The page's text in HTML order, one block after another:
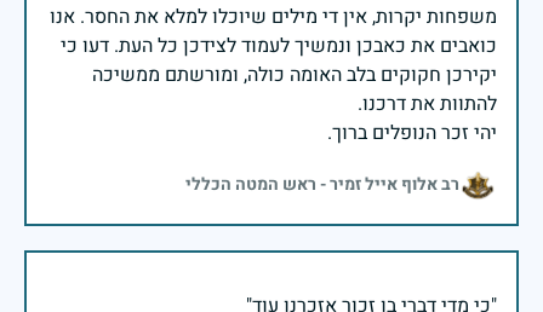
משפחות יקרות, אין די מילים שיוכלו למלא את החסר. אנו
כואבים את כאבכן ונמשיך לעמוד לצידכן כל העת. דעו כי
יקירכן חקוקים בלב האומה כולה, ומורשתם ממשיכה
יהי זכר הנופלים ברוך.
רב אלוף אייל זמיר - ראש המטה הכללי